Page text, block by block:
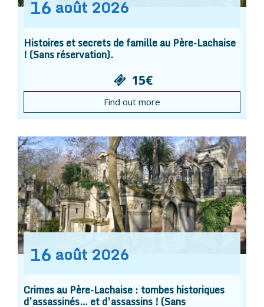
16 août 2026
Histoires et secrets de famille au Père-Lachaise
! (Sans réservation).
15€
Find out more
16 août 2026
Crimes au Père-Lachaise : tombes historiques
d’assassinés… et d’assassins ! (Sans